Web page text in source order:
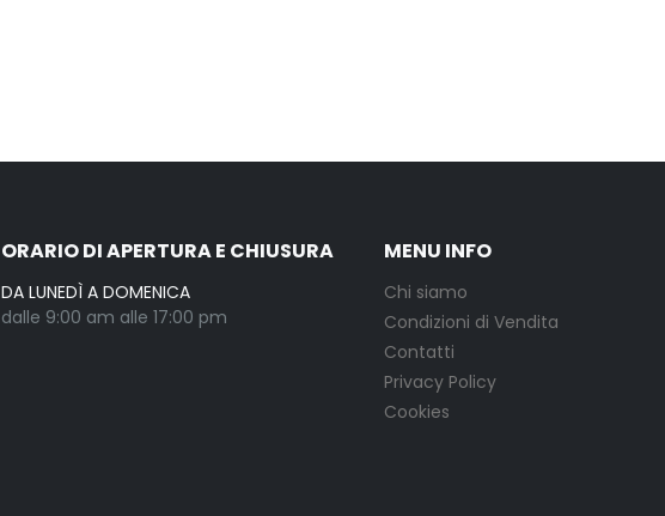
ORARIO DI APERTURA E CHIUSURA
DA LUNEDÌ A DOMENICA
dalle 9:00 am alle 17:00 pm
MENU INFO
Chi siamo
Condizioni di Vendita
Contatti
Privacy Policy
Cookies